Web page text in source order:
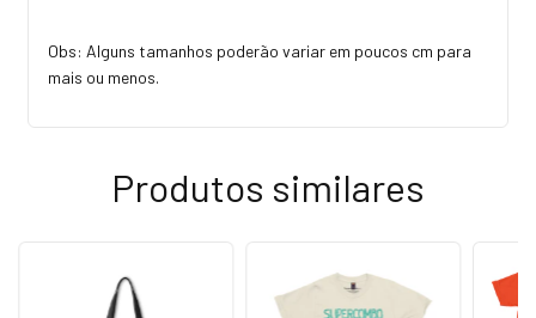
Obs: Alguns tamanhos poderão variar em poucos cm para
mais ou menos.
Produtos similares